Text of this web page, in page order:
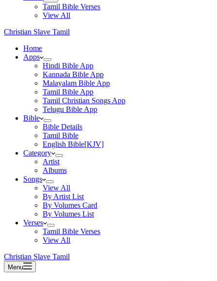
Tamil Bible Verses
View All
Christian Slave Tamil
Home
Apps
Hindi Bible App
Kannada Bible App
Malayalam Bible App
Tamil Bible App
Tamil Christian Songs App
Telugu Bible App
Bible
Bible Details
Tamil Bible
English Bible[KJV]
Category
Artist
Albums
Songs
View All
By Artist List
By Volumes Card
By Volumes List
Verses
Tamil Bible Verses
View All
Christian Slave Tamil
Menu